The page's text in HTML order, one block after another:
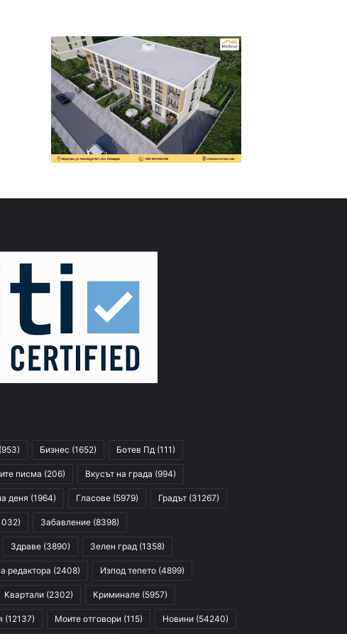
(953) Бизнес (1652) Ботев Пд (111)
писма (206) Вкусът на града (994)
деня (1964) Гласове (5979) Градът (31267)
Забавление (8398)
Здраве (3890) Зелен град (1358)
редактора (2408) Изпод тепето (4899)
Квартали (2302) Криминале (5957)
(12137) Моите отговори (115) Новини (54240)